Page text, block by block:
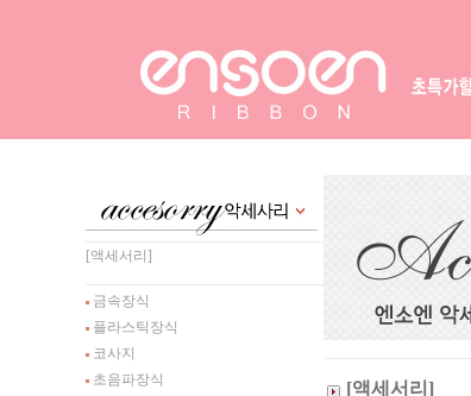
[액세서리]
금속장식
플라스틱장식
코사지
초음파장식
[액세서리]